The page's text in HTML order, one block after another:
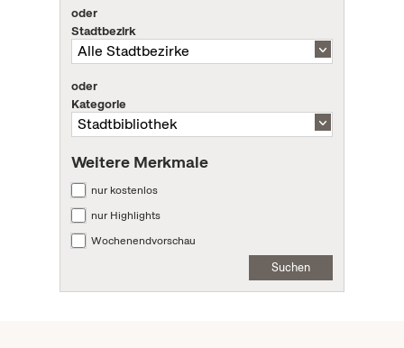
oder
Stadtbezirk
oder
Kategorie
Weitere Merkmale
nur kostenlos
nur Highlights
Wochenendvorschau
Suchen